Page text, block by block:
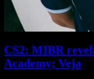
CS2: MIBR
Academy; Veja